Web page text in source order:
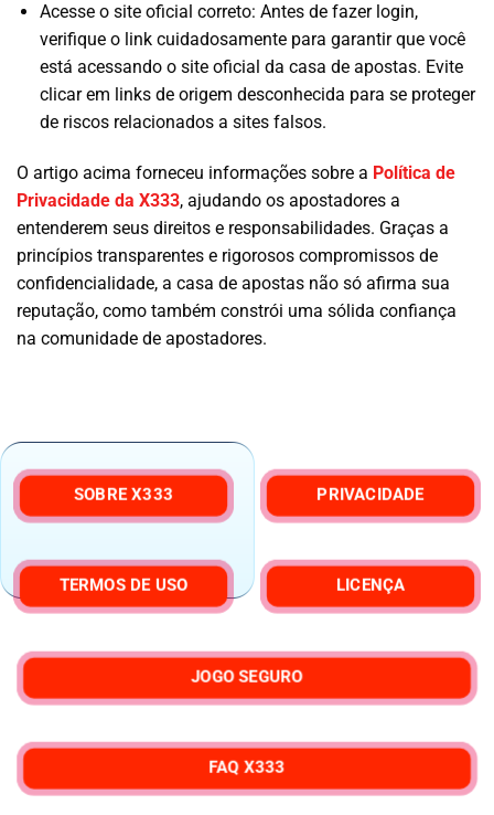
Acesse o site oficial correto: Antes de fazer login,
verifique o link cuidadosamente para garantir que você
está acessando o site oficial da casa de apostas. Evite
clicar em links de origem desconhecida para se proteger
de riscos relacionados a sites falsos.
O artigo acima forneceu informações sobre a Política de
Privacidade da X333, ajudando os apostadores a
entenderem seus direitos e responsabilidades. Graças a
princípios transparentes e rigorosos compromissos de
confidencialidade, a casa de apostas não só afirma sua
reputação, como também constrói uma sólida confiança
na comunidade de apostadores.
SOBRE X333 PRIVACIDADE
TERMOS DE USO LICENÇA
JOGO SEGURO
FAQ X333